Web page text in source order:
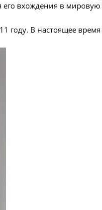
вхождения в мировую
В настоящее